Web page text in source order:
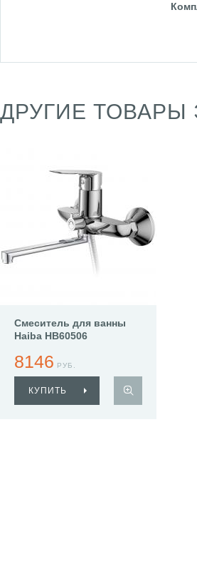
ДРУГИЕ ТОВАРЫ
Смеситель для ванны
Haiba HB60506
8146 РУБ.
КУПИТЬ